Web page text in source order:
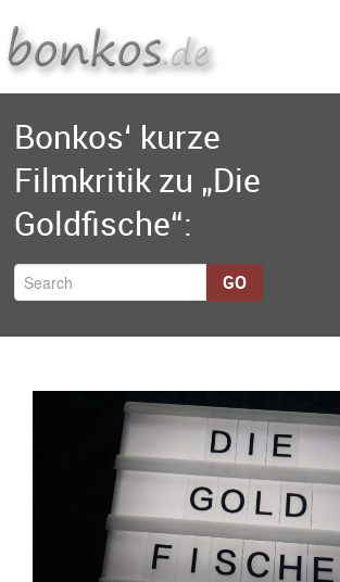
Startseite
Blog
Projekte
Über mich
Bonkos‘ kurze
Filmkritik zu „Die
Goldfische“:
GO